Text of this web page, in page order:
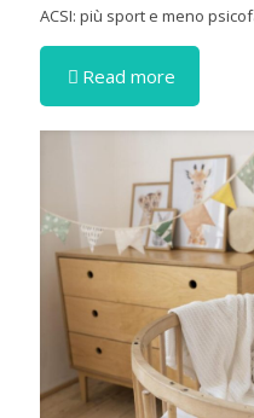
ACSI: più sport e meno
Read more